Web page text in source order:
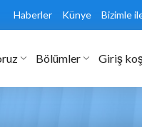
Haberler Künye Bizimle
Bölümler Giriş